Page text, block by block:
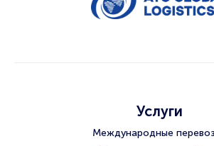
Услуги
Международные